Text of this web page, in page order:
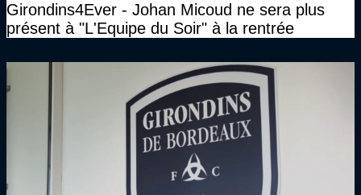
Girondins4Ever - Johan Micoud ne sera plus
présent à "L'Equipe du Soir" à la rentrée